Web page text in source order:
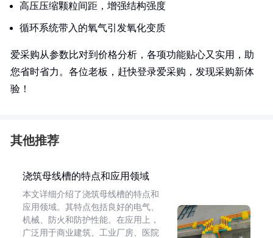
高压压缩颗粒间距，增强结构强度
循环系统带入的氧气引发氧化变质
爱采购从参数比对到价格分析，各项功能贴心又实用，助
您省时省力。各位老板，赶快登录爱采购，发现采购新体
验！
其他推荐
浇筑母线槽的特点和应用领域
本文详细介绍了浇筑母线槽的特点和
应用领域。其特点包括良好的电气、
机械、防火和防护性能。在应用上，
广泛用于商业建筑、工业厂房、医院